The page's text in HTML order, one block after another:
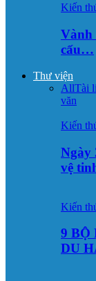
Kiến
Vành
cấu…
Thư viện
AllTài
văn
Kiến
Ngày
vệ
Kiến
9 BỘ
DU